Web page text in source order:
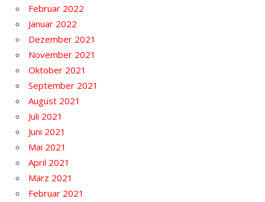
Februar 2022
Januar 2022
Dezember 2021
November 2021
Oktober 2021
September 2021
August 2021
Juli 2021
Juni 2021
Mai 2021
April 2021
März 2021
Februar 2021